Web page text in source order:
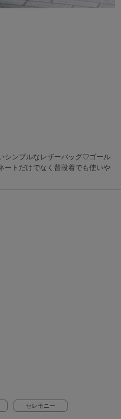
シンプルなレザーバッグ♡ゴール
ートだけでなく普段着でも使いや
セレモニー